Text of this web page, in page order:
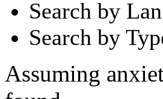
Search by
Search by
Assuming